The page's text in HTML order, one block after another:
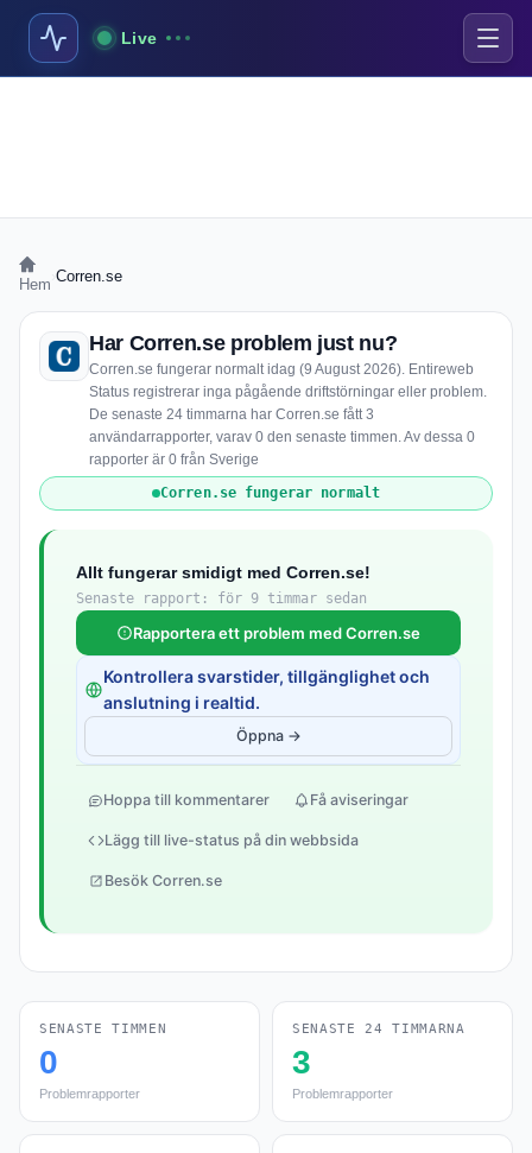
Live
Hem Corren.se
Har Corren.se problem just nu?
Corren.se fungerar normalt idag (9 August 2026). Entireweb
Status registrerar inga pågående driftstörningar eller problem.
De senaste 24 timmarna har Corren.se fått 3
användarrapporter, varav 0 den senaste timmen. Av dessa 0
rapporter är 0 från Sverige
Corren.se fungerar normalt
Allt fungerar smidigt med Corren.se!
Senaste rapport: för 9 timmar sedan
Rapportera ett problem med Corren.se
Kontrollera svarstider, tillgänglighet och
anslutning i realtid.
Öppna →
Hoppa till kommentarer Få aviseringar
Lägg till live-status på din webbsida
Besök Corren.se
SENASTE TIMMEN
0
Problemrapporter
SENASTE 24 TIMMARNA
3
Problemrapporter